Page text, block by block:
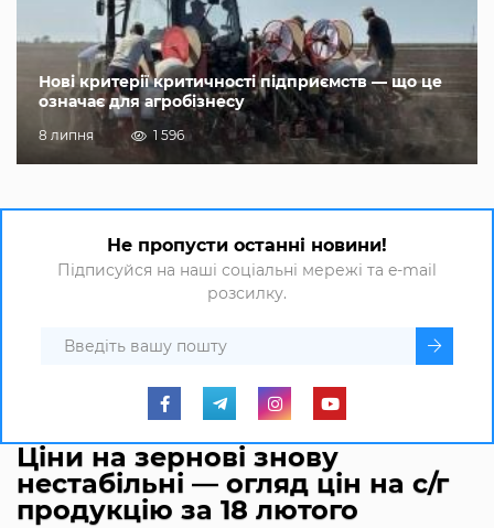
Нові критерії критичності підприємств — що це
означає для агробізнесу
8 липня 1 596
Не пропусти останні новини!
Підписуйся на наші соціальні мережі та e-mail
розсилку.
Ціни на зернові знову
нестабільні — огляд цін на с/г
продукцію за 18 лютого